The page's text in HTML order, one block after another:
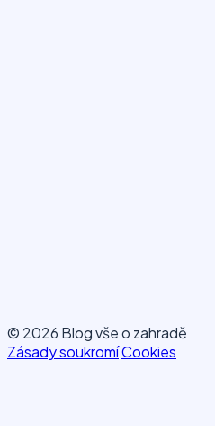
© 2026 Blog vše o zahradě
Zásady soukromíCookies